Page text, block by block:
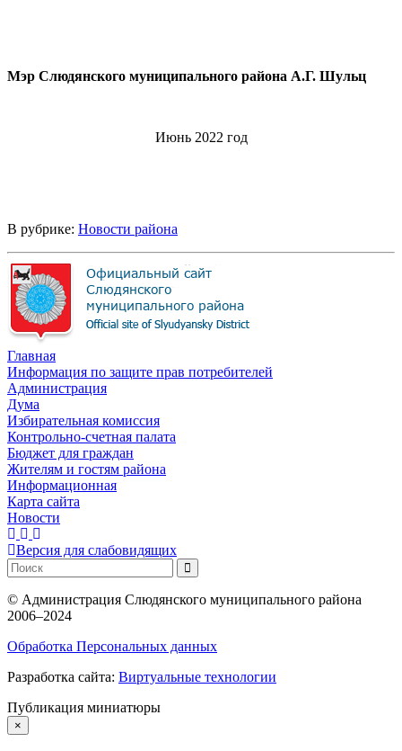
Мэр Слюдянского муниципального района А.Г. Шульц
Июнь 2022 год
В рубрике: Новости района
Главная
Информация по защите прав потребителей
Администрация
Дума
Избирательная комиссия
Контрольно-счетная палата
Бюджет для граждан
Жителям и гостям района
Информационная
Карта сайта
Новости
Версия для слабовидящих
© Администрация Слюдянского муниципального района
2006–2024
Обработка Персональных данных
Разработка сайта: Виртуальные технологии
Публикация миниатюры
×